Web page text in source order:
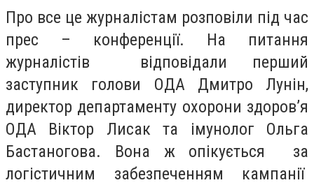
Про все це журналістам розповіли під час
прес – конференції. На питання
журналістів відповідали перший
заступник голови ОДА Дмитро Лунін,
директор департаменту охорони здоров’я
ОДА Віктор Лисак та імунолог Ольга
Бастаногова. Вона ж опікується за
логістичним забезпеченням кампанії